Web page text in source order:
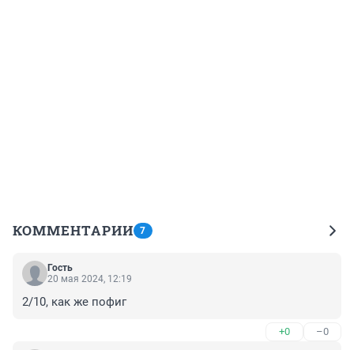
КОММЕНТАРИИ 7
Гость
20 мая 2024, 12:19
2/10, как же пофиг
+0 –0